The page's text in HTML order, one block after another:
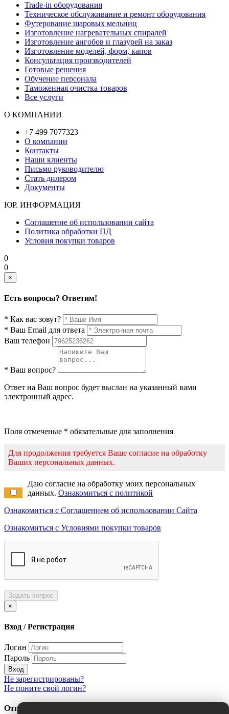
Trade-in оборудования
Техническое обслуживание и ремонт оборудования
Футерование шаровых мельниц
Изготовление нагревательных спиралей
Изготовление ангобов и глазурей на заказ
Изготовление моделей, форм, капов
Консультация производителей
Готовые решения
Обучение персонала
Таможенная очистка товаров
Все услуги
О КОМПАНИИ
+7 499 7077323
О компании
Контакты
Наши клиенты
Письмо руководителю
Стать дилером
Документы
ЮР. ИНФОРМАЦИЯ
Соглашение об использовании сайта
Политика обработки ПД
Условия покупки товаров
0
0
×
Есть вопросы? Ответим!
* Как вас зовут?
* Ваш Email для ответа
Ваш телефон
* Ваш вопрос?
Ответ на Ваш вопрос будет выслан на указанный вами
электронный адрес.
Поля отмеченые * обязательные для заполнения
Для продолжения требуется Ваше согласие на обработку
Ваших персональных данных.
Даю согласие на обработку моих персональных
данных. Ознакомиться с политикой
Ознакомиться с Соглашением об использовании Сайта
Ознакомиться с Условиями покупки товаров
Задать вопрос
×
Вход / Регистрация
Логин
Пароль
Вход
Не зарегистрированы?
Не поните свой логин?
Отправить сообщение об ошибке?